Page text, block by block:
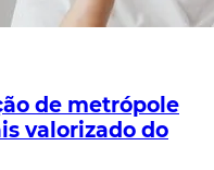
de metrópole
valorizado do